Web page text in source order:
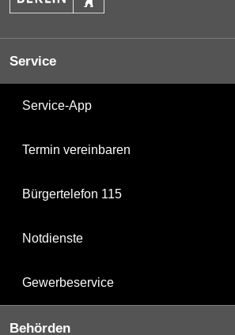
Service
Service-App
Termin vereinbaren
Bürgertelefon 115
Notdienste
Gewerbeservice
Behörden